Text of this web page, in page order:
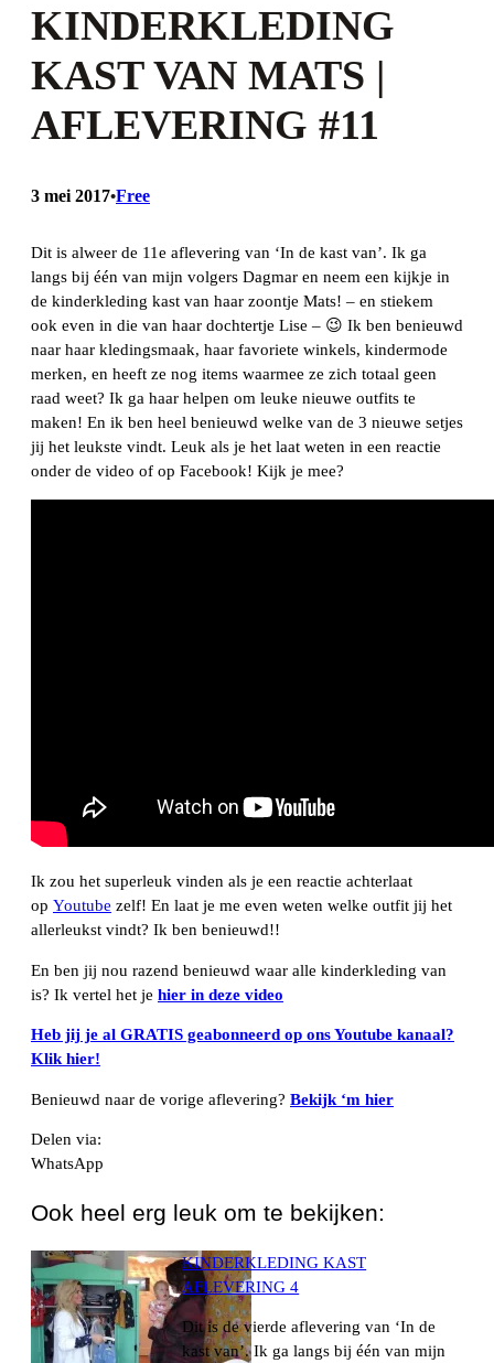
KINDERKLEDING
KAST VAN MATS |
AFLEVERING #11
3 mei 2017•Free
Dit is alweer de 11e aflevering van ‘In de kast van’. Ik ga
langs bij één van mijn volgers Dagmar en neem een kijkje in
de kinderkleding kast van haar zoontje Mats! – en stiekem
ook even in die van haar dochtertje Lise – 😉 Ik ben benieuwd
naar haar kledingsmaak, haar favoriete winkels, kindermode
merken, en heeft ze nog items waarmee ze zich totaal geen
raad weet? Ik ga haar helpen om leuke nieuwe outfits te
maken! En ik ben heel benieuwd welke van de 3 nieuwe setjes
jij het leukste vindt. Leuk als je het laat weten in een reactie
onder de video of op Facebook! Kijk je mee?
Ik zou het superleuk vinden als je een reactie achterlaat
op Youtube zelf! En laat je me even weten welke outfit jij het
allerleukst vindt? Ik ben benieuwd!!
En ben jij nou razend benieuwd waar alle kinderkleding van
is? Ik vertel het je hier in deze video
Heb jij je al GRATIS geabonneerd op ons Youtube kanaal?
Klik hier!
Benieuwd naar de vorige aflevering? Bekijk ‘m hier
Delen via:
WhatsApp
Ook heel erg leuk om te bekijken:
KINDERKLEDING KAST
AFLEVERING 4
Dit is de vierde aflevering van ‘In de
kast van’. Ik ga langs bij één van mijn